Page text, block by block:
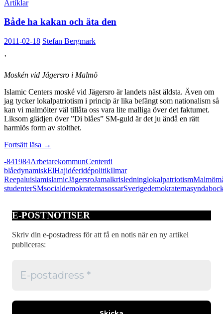
Artiklar
Både ha kakan och äta den
2011-02-18 Stefan Bergmark
’
Moskén vid Jägersro i Malmö
Islamic Centers moské vid Jägersro är landets näst äldsta. Även om
jag tycker lokalpatriotism i princip är lika befängt som nationalism så
kan vi malmöiter väl tillåta oss vara lite malliga över det faktumet.
Liksom glädjen över ”Di blåes” SM-guld är det ju ändå en rätt
harmlös form av stolthet.
Fortsätt läsa Både
kakan
och
äta
den
→
-841984ArbetarekommunCenterdi
blåedynamiskElHajidéeridépolitikIlmar
ReepaluislamislamicJägersroJamalkrisledninglokalpatriotismMalmö
studenterSMsocialdemokraternasossarSverigedemokraterna
E-POSTNOTISER
Skriv din e-postadress för att få en notis när en ny artikel
publiceras: